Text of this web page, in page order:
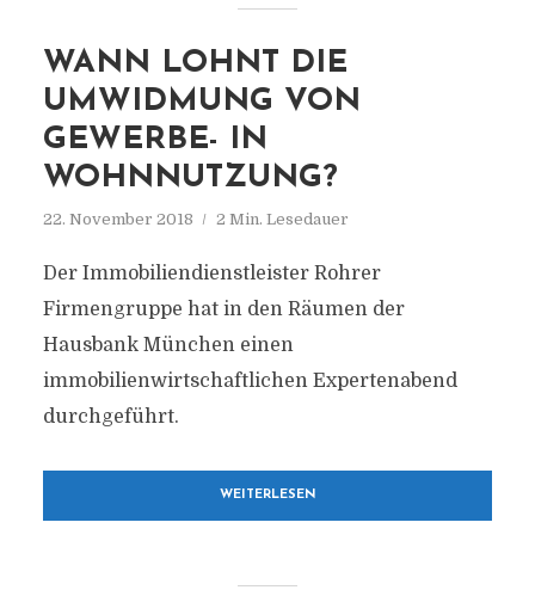
WANN LOHNT DIE
UMWIDMUNG VON
GEWERBE- IN
WOHNNUTZUNG?
22. November 2018 2 Min. Lesedauer
Der Immobiliendienstleister Rohrer
Firmengruppe hat in den Räumen der
Hausbank München einen
immobilienwirtschaftlichen Expertenabend
durchgeführt.
WEITERLESEN